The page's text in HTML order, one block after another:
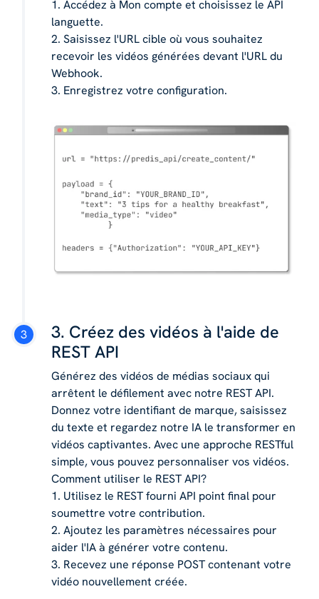
1. Accédez à Mon compte et choisissez le API
languette.
2. Saisissez l'URL cible où vous souhaitez
recevoir les vidéos générées devant l'URL du
Webhook.
3. Enregistrez votre configuration.
3. Créez des vidéos à l'aide de
REST API
Générez des vidéos de médias sociaux qui
arrêtent le défilement avec notre REST API.
Donnez votre identifiant de marque, saisissez
du texte et regardez notre IA le transformer en
vidéos captivantes. Avec une approche RESTful
simple, vous pouvez personnaliser vos vidéos.
Comment utiliser le REST API?
1. Utilisez le REST fourni API point final pour
soumettre votre contribution.
2. Ajoutez les paramètres nécessaires pour
aider l'IA à générer votre contenu.
3. Recevez une réponse POST contenant votre
vidéo nouvellement créée.